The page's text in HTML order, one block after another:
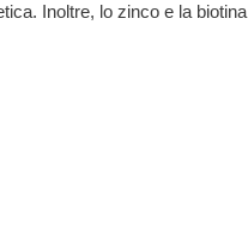
Inoltre, lo zinco e la biotina